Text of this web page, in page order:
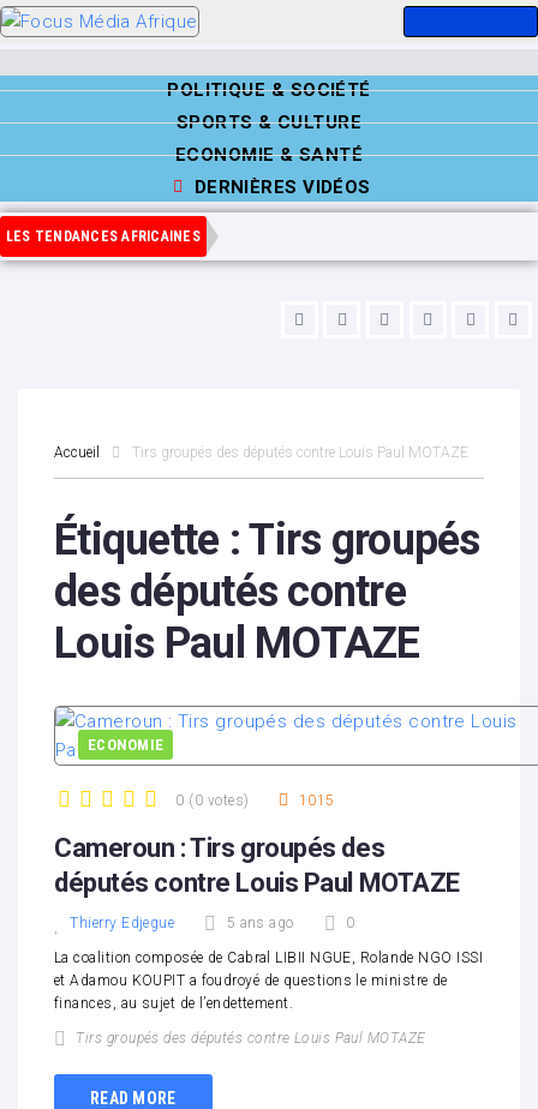
POLITIQUE & SOCIÉTÉ
SPORTS & CULTURE
ECONOMIE & SANTÉ
DERNIÈRES VIDÉOS
LES TENDANCES AFRICAINES
Accueil Tirs groupés des députés contre Louis Paul MOTAZE
Étiquette :Tirs groupés
des députés contre
Louis Paul MOTAZE
ECONOMIE
0 ( 0 votes) 1015
Cameroun : Tirs groupés des
députés contre Louis Paul MOTAZE
Thierry Edjegue 5 ans ago 0
La coalition composée de Cabral LIBII NGUE, Rolande NGO ISSI
et Adamou KOUPIT a foudroyé de questions le ministre de
finances, au sujet de l’endettement.
Tirs groupés des députés contre Louis Paul MOTAZE
READ MORE